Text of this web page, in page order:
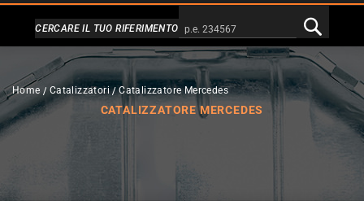
Alternativa a Doofinder
CERCARE IL TUO RIFERIMENTO
Home Catalizzatori Catalizzatore Mercedes
CATALIZZATORE MERCEDES